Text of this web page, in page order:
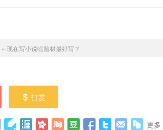
» 现在写小说啥题材最好写？
打赏
更多